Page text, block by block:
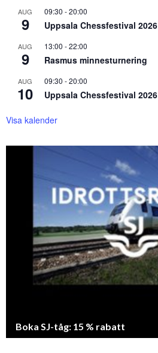
AUG
9
09:30 -20:00
Uppsala Chessfestival 2026
AUG
9
13:00 -22:00
Rasmus minnesturnering
AUG
10
09:30 -20:00
Uppsala Chessfestival 2026
Visa kalender
Boka SJ-tåg: 15 % rabatt